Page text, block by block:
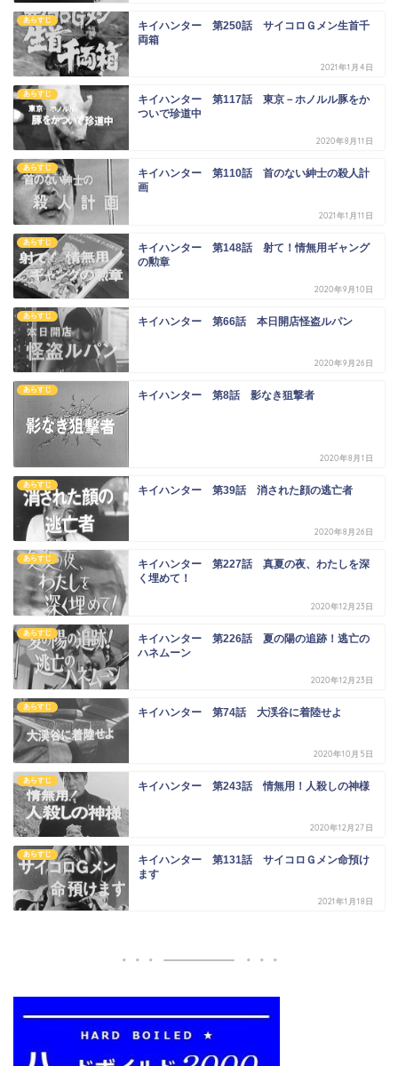
あらすじ
キイハンター 第250話 サイコロＧメン生首千
両箱
2021年1月4日
あらすじ
キイハンター 第117話 東京－ホノルル豚をか
ついで珍道中
2020年8月11日
あらすじ
キイハンター 第110話 首のない紳士の殺人計
画
2021年1月11日
あらすじ
キイハンター 第148話 射て！情無用ギャング
の勲章
2020年9月10日
あらすじ キイハンター 第66話 本日開店怪盗ルパン
2020年9月26日
あらすじ キイハンター 第8話 影なき狙撃者
2020年8月1日
あらすじ キイハンター 第39話 消された顔の逃亡者
2020年8月26日
あらすじ
キイハンター 第227話 真夏の夜、わたしを深
く埋めて！
2020年12月23日
あらすじ
キイハンター 第226話 夏の陽の追跡！逃亡の
ハネムーン
2020年12月23日
あらすじ キイハンター 第74話 大渓谷に着陸せよ
2020年10月5日
あらすじ キイハンター 第243話 情無用！人殺しの神様
2020年12月27日
あらすじ
キイハンター 第131話 サイコロＧメン命預け
ます
2021年1月18日